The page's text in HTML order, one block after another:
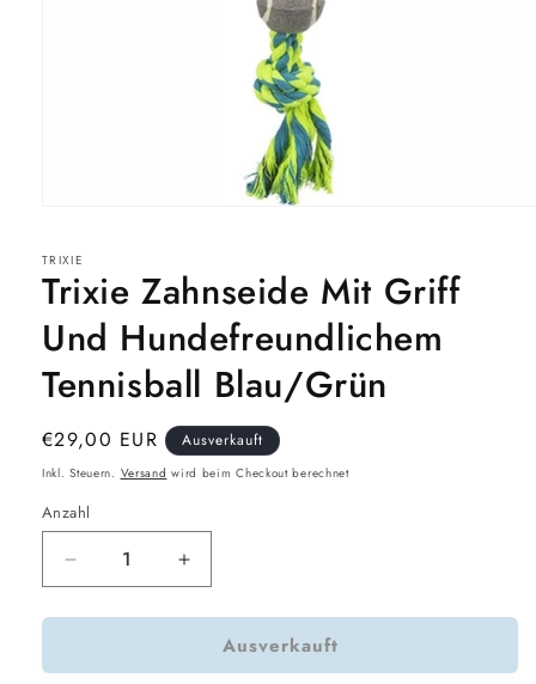
Modal
öffnen
TRIXIE
Trixie Zahnseide Mit Griff
Und Hundefreundlichem
Tennisball Blau/Grün
Normaler
Preis
€29,00 EUR Ausverkauft
Inkl. Steuern. Versand wird beim Checkout berechnet
Anzahl
Verringere
die
Menge
Trixie
Erhöhe
die
Menge
Trixie
Ausverkauft